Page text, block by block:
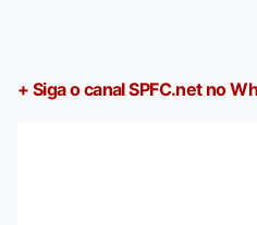
+ Siga o canal SPFC.net no